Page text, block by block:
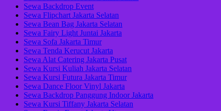
Sewa Backdrop Event
Sewa Flipchart Jakarta Selatan
Sewa Bean Bag Jakarta Selatan
Sewa Fairy Light Juntai Jakarta
Sewa Sofa Jakarta Timur
Sewa Tenda Kerucut Jakarta
Sewa Alat Catering Jakarta Pusat
Sewa Kursi Kuliah Jakarta Selatan
Sewa Kursi Futura Jakarta Timur
Sewa Dance Floor Vinyl Jakarta
Sewa Backdrop Panggung Indoor Jakarta
Sewa Kursi Tiffany Jakarta Selatan